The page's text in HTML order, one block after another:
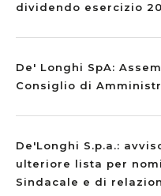
dividendo esercizio
De' Longhi SpA:
Consiglio di
De'Longhi S.p.a.:
ulteriore lista per
Sindacale e di